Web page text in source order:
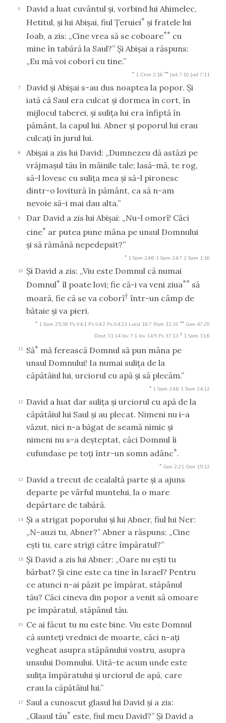
6
David a luat cuvântul şi, vorbind lui Ahimelec,
Hetitul, şi lui Abişai, fiul Ţeruiei* şi fratele lui
Ioab, a zis: „Cine vrea să se coboare** cu
mine în tabără la Saul?” Şi Abişai a răspuns:
„Eu mă voi coborî cu tine.”
* 1 Cron 2:16 ** Jud 7:10 Jud 7:11
7
David şi Abişai s-au dus noaptea la popor. Şi
iată că Saul era culcat şi dormea în cort, în
mijlocul taberei, şi suliţa lui era înfiptă în
pământ, la capul lui. Abner şi poporul lui erau
culcaţi în jurul lui.
8
Abişai a zis lui David: „Dumnezeu dă astăzi pe
vrăjmaşul tău în mâinile tale; lasă-mă, te rog,
să-l lovesc cu suliţa mea şi să-l pironesc
dintr-o lovitură în pământ, ca să n-am
nevoie să-i mai dau alta.”
9
Dar David a zis lui Abişai: „Nu-l omorî! Căci
cine* ar putea pune mâna pe unsul Domnului
şi să rămână nepedepsit?”
* 1 Sam 24:6 1 Sam 24:7 2 Sam 1:16
10
Şi David a zis: „Viu este Domnul că numai
Domnul* îl poate lovi; fie că-i va veni ziua** să
moară, fie că se va coborî† într-un câmp de
bătaie şi va pieri.
* 1 Sam 25:38 Ps 94:1 Ps 94:2 Ps 94:23 Luca 18:7 Rom 12:19 ** Gen 47:29
Deut 31:14 Iov 7:1 Iov 14:5 Ps 37:13 † 1 Sam 31:6
11 Să* mă ferească Domnul să pun mâna pe
unsul Domnului! Ia numai suliţa de la
căpătâiul lui, urciorul cu apă şi să plecăm.”
* 1 Sam 24:6 1 Sam 24:12
12
David a luat dar suliţa şi urciorul cu apă de la
căpătâiul lui Saul şi au plecat. Nimeni nu i-a
văzut, nici n-a băgat de seamă nimic şi
nimeni nu s-a deşteptat, căci Domnul îi
cufundase pe toţi într-un somn adânc*.
* Gen 2:21 Gen 15:12
13
David a trecut de cealaltă parte şi a ajuns
departe pe vârful muntelui, la o mare
depărtare de tabără.
14
Şi a strigat poporului şi lui Abner, fiul lui Ner:
„N-auzi tu, Abner?” Abner a răspuns: „Cine
eşti tu, care strigi către împăratul?”
15
Şi David a zis lui Abner: „Oare nu eşti tu
bărbat? Şi cine este ca tine în Israel? Pentru
ce atunci n-ai păzit pe împărat, stăpânul
tău? Căci cineva din popor a venit să omoare
pe împăratul, stăpânul tău.
16
Ce ai făcut tu nu este bine. Viu este Domnul
că sunteţi vrednici de moarte, căci n-aţi
vegheat asupra stăpânului vostru, asupra
unsului Domnului. Uită-te acum unde este
suliţa împăratului şi urciorul de apă, care
erau la căpătâiul lui.”
17
Saul a cunoscut glasul lui David şi a zis:
„Glasul tău* este, fiul meu David?” Şi David a